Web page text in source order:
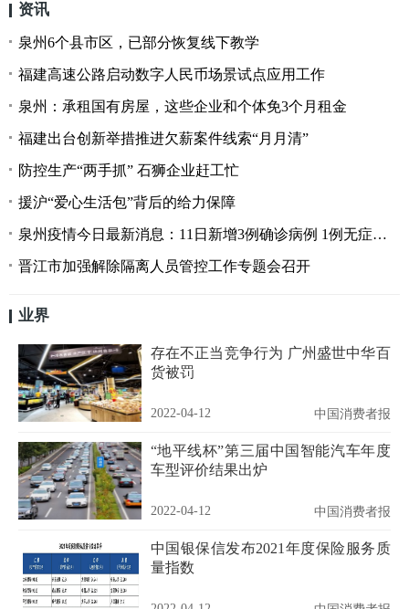
资讯
泉州6个县市区，已部分恢复线下教学
福建高速公路启动数字人民币场景试点应用工作
泉州：承租国有房屋，这些企业和个体免3个月租金
福建出台创新举措推进欠薪案件线索“月月清”
防控生产“两手抓” 石狮企业赶工忙
援沪“爱心生活包”背后的给力保障
泉州疫情今日最新消息：11日新增3例确诊病例 1例无症状感染
晋江市加强解除隔离人员管控工作专题会召开
业界
存在不正当竞争行为 广州盛世中华百
货被罚
2022-04-12 中国消费者报
“地平线杯”第三届中国智能汽车年度
车型评价结果出炉
2022-04-12 中国消费者报
中国银保信发布2021年度保险服务质
量指数